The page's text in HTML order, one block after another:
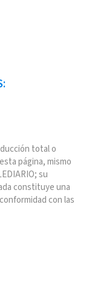
total o
página, mismo
su
constituye una
con las